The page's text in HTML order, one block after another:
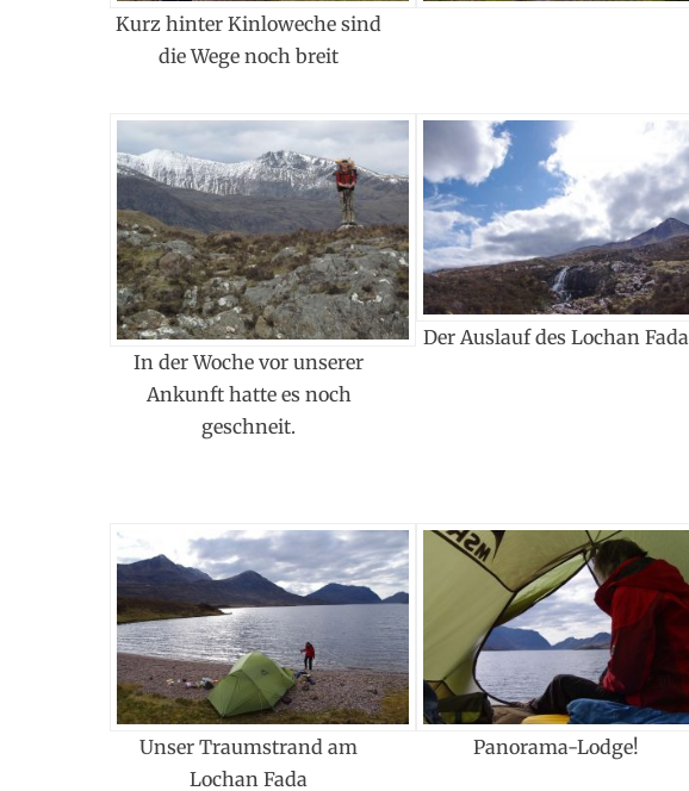
Kurz hinter Kinloweche sind
die Wege noch breit
In der Woche vor unserer
Ankunft hatte es noch
geschneit.
Der Auslauf des Lochan Fada
Unser Traumstrand am
Lochan Fada
Panorama-Lodge!